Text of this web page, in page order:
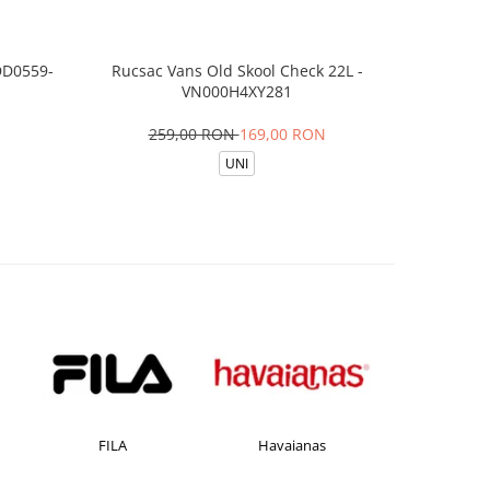
Rucsac Vans Old Skool Check 22L -
VN000H4XY281
259,00 RON169,00 RON
UNI
FILA Havaianas